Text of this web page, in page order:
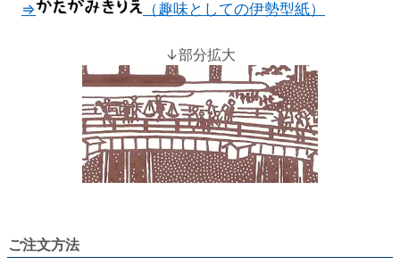
⇒ （趣味としての伊勢型紙）
↓部分拡大
ご注文方法